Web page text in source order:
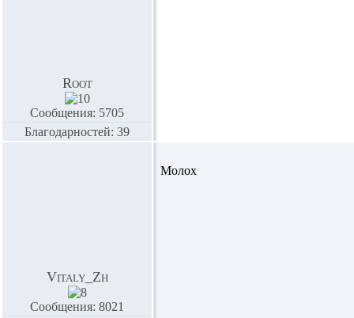
Root
Сообщения: 5705
Благодарностей: 39
Vitaly_Zh
Сообщения: 8021
Молох